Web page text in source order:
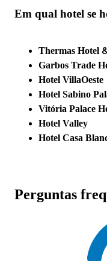
Em qual hotel se
Thermas Hotel
Garbos Trade
Hotel VillaOeste
Hotel Sabino
Vitória Palace
Hotel Valley
Hotel Casa
Perguntas